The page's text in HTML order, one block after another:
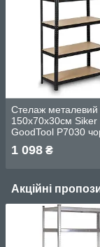
Стелаж металевий
150х70х30см Siker
GoodTool P7030
полиць Новое!
1 098 ₴
Акційні